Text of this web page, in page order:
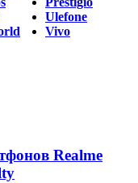
Ulefone
Vivo
Realme